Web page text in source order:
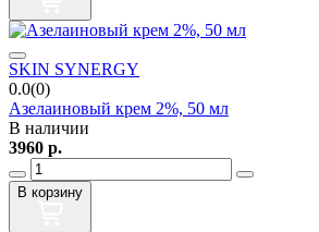
SKIN SYNERGY
0.0(0)
Азелаиновый крем 2%, 50 мл
В наличии
3960 р.
В корзину